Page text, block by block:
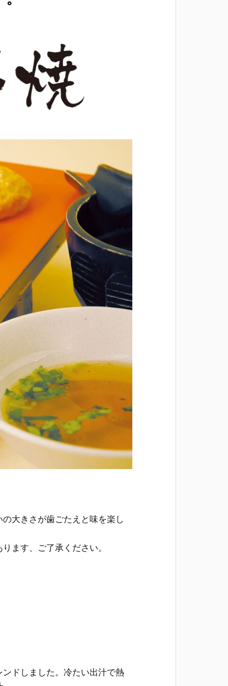
大きさが歯ごたえと味を楽し
ます、ご了承ください。
ドしました。冷たい出汁で熱